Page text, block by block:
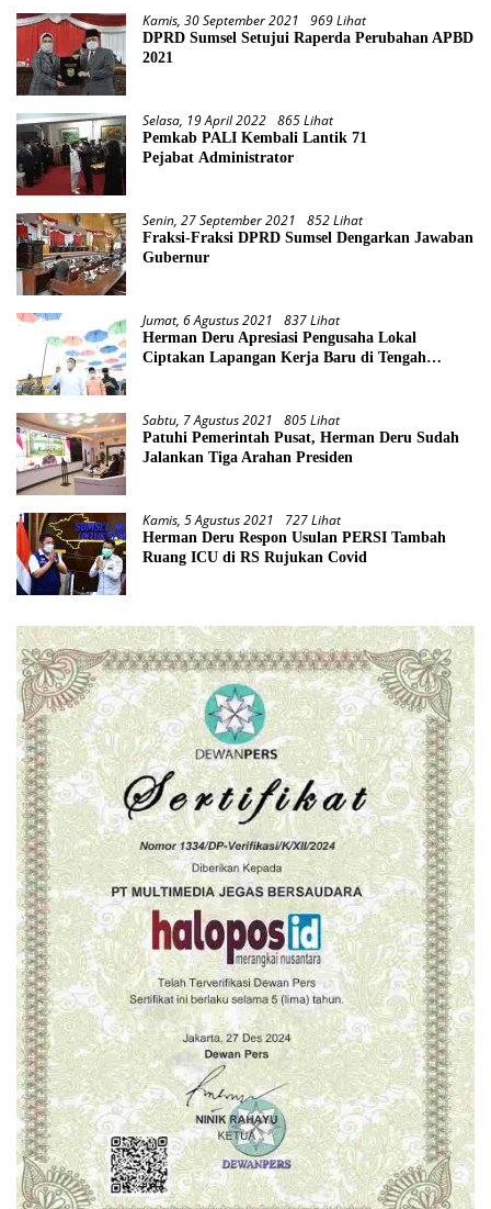
Kamis, 30 September 2021 969 Lihat
DPRD Sumsel Setujui Raperda Perubahan APBD
2021
Selasa, 19 April 2022 865 Lihat
Pemkab PALI Kembali Lantik 71
Pejabat Administrator
Senin, 27 September 2021 852 Lihat
Fraksi-Fraksi DPRD Sumsel Dengarkan Jawaban
Gubernur
Jumat, 6 Agustus 2021 837 Lihat
Herman Deru Apresiasi Pengusaha Lokal
Ciptakan Lapangan Kerja Baru di Tengah
Sabtu, 7 Agustus 2021 805 Lihat
Patuhi Pemerintah Pusat, Herman Deru Sudah
Jalankan Tiga Arahan Presiden
Kamis, 5 Agustus 2021 727 Lihat
Herman Deru Respon Usulan PERSI Tambah
Ruang ICU di RS Rujukan Covid